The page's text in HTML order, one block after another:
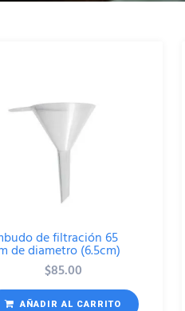
de filtración 65
de diametro (6.5cm)
$85.00
AÑADIR AL CARRITO